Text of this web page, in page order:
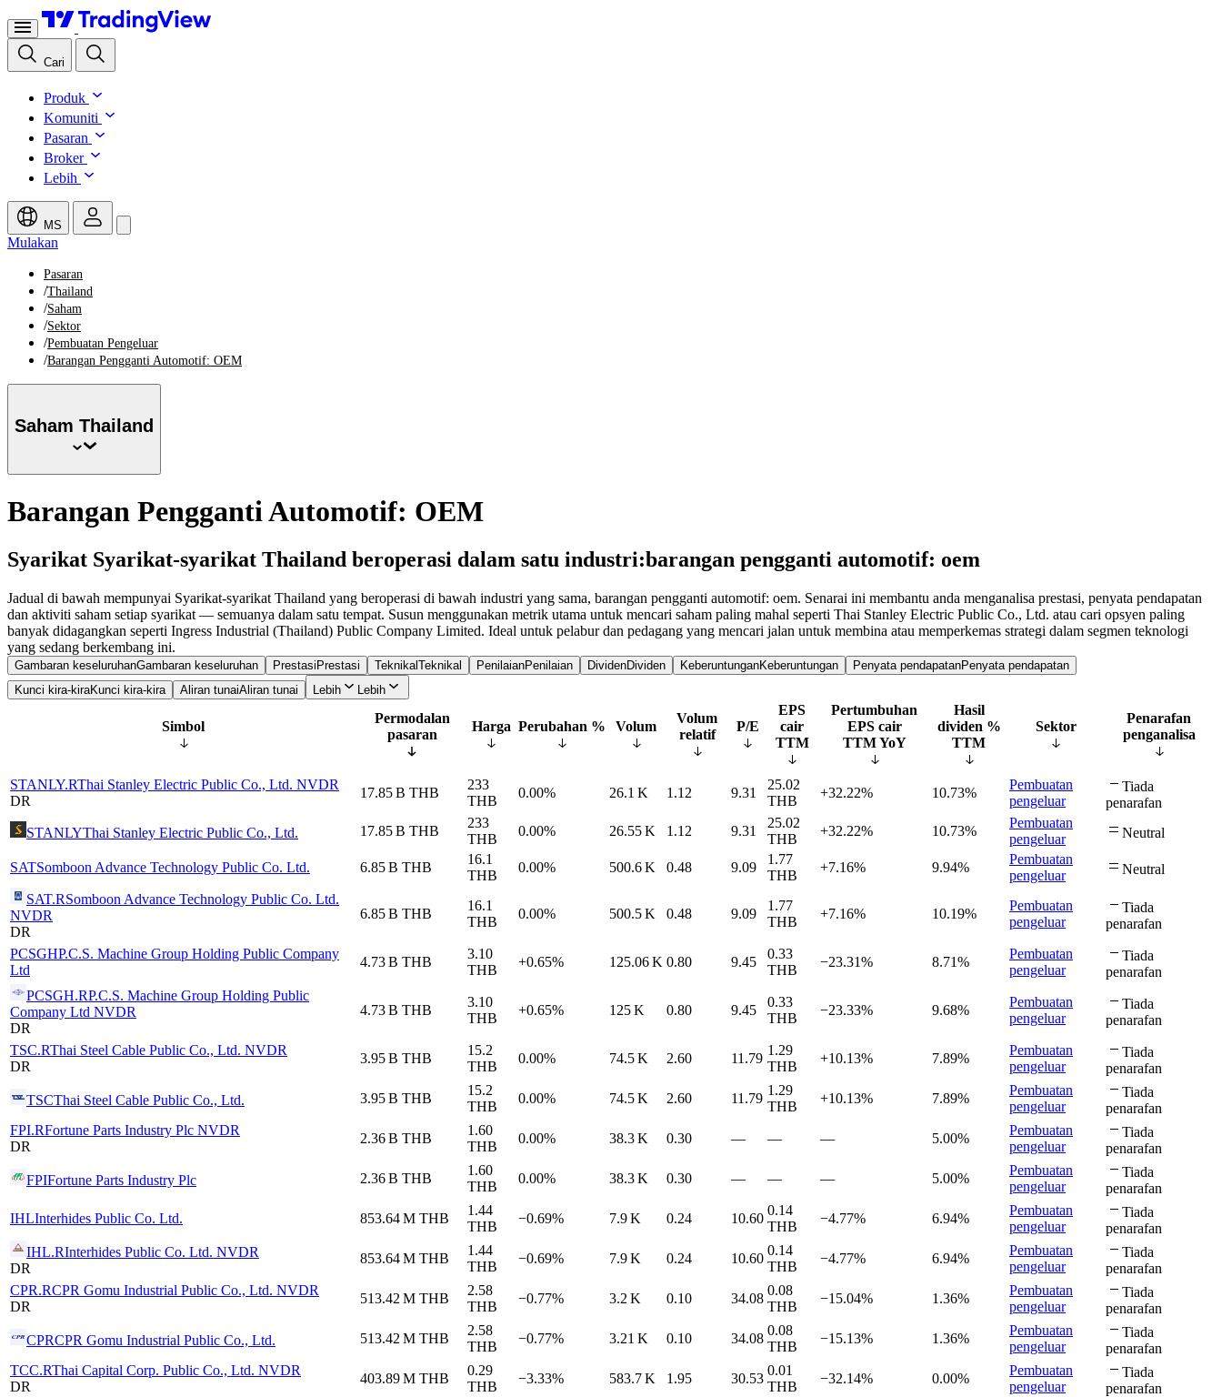
Cari
Produk
Komuniti
Pasaran
Broker
Lebih
MS
Mulakan
Pasaran
/Thailand
/Saham
/Sektor
/Pembuatan Pengeluar
/Barangan Pengganti Automotif: OEM
Saham Thailand
Barangan Pengganti Automotif: OEM
Syarikat Syarikat-syarikat Thailand beroperasi dalam satu industri:barangan pengganti automotif: oem
Jadual di bawah mempunyai Syarikat-syarikat Thailand yang beroperasi di bawah industri yang sama, barangan pengganti automotif: oem. Senarai ini membantu anda menganalisa prestasi, penyata pendapatan
dan aktiviti saham setiap syarikat — semuanya dalam satu tempat. Susun menggunakan metrik utama untuk mencari saham paling mahal seperti Thai Stanley Electric Public Co., Ltd. atau cari opsyen paling
banyak didagangkan seperti Ingress Industrial (Thailand) Public Company Limited. Ideal untuk pelabur dan pedagang yang mencari jalan untuk membina atau memperkemas strategi dalam segmen teknologi
yang sedang berkembang ini.
Gambaran keseluruhanGambaran keseluruhan Prestasi Prestasi Teknikal Teknikal PenilaianPenilaian DividenDividen KeberuntunganKeberuntungan Penyata pendapatanPenyata pendapatan
Kunci kira-kiraKunci kira-kira Aliran tunaiAliran tunai Lebih Lebih
Simbol
Permodalan
pasaran
Harga Perubahan % Volum
Volum
relatif
P/E
EPS
cair
TTM
Pertumbuhan
EPS cair
TTM YoY
Hasil
dividen %
TTM
Sektor
Penarafan
penganalisa
STANLY.RThai Stanley Electric Public Co., Ltd. NVDR
DR
17.85 B THB
233
THB
0.00% 26.1 K 1.12 9.31
25.02
THB
+32.22% 10.73%
Pembuatan
pengeluar
Tiada
penarafan
STANLYThai Stanley Electric Public Co., Ltd. 17.85 B THB
233
THB
0.00% 26.55 K 1.12 9.31
25.02
THB
+32.22% 10.73%
Pembuatan
pengeluar
Neutral
SATSomboon Advance Technology Public Co. Ltd. 6.85 B THB
16.1
THB
0.00% 500.6 K 0.48 9.09
1.77
THB
+7.16% 9.94%
Pembuatan
pengeluar
Neutral
SAT.RSomboon Advance Technology Public Co. Ltd.
NVDR
DR
6.85 B THB
16.1
THB
0.00% 500.5 K 0.48 9.09
1.77
THB
+7.16% 10.19%
Pembuatan
pengeluar
Tiada
penarafan
PCSGHP.C.S. Machine Group Holding Public Company
Ltd
4.73 B THB
3.10
THB
+0.65% 125.06 K 0.80 9.45
0.33
THB
−23.31% 8.71%
Pembuatan
pengeluar
Tiada
penarafan
PCSGH.RP.C.S. Machine Group Holding Public
Company Ltd NVDR
DR
4.73 B THB
3.10
THB
+0.65% 125 K 0.80 9.45
0.33
THB
−23.33% 9.68%
Pembuatan
pengeluar
Tiada
penarafan
TSC.RThai Steel Cable Public Co., Ltd. NVDR
DR
3.95 B THB
15.2
THB
0.00% 74.5 K 2.60 11.79
1.29
THB
+10.13% 7.89%
Pembuatan
pengeluar
Tiada
penarafan
TSCThai Steel Cable Public Co., Ltd. 3.95 B THB
15.2
THB
0.00% 74.5 K 2.60 11.79
1.29
THB
+10.13% 7.89%
Pembuatan
pengeluar
Tiada
penarafan
FPI.RFortune Parts Industry Plc NVDR
DR
2.36 B THB
1.60
THB
0.00% 38.3 K 0.30 — — — 5.00%
Pembuatan
pengeluar
Tiada
penarafan
FPIFortune Parts Industry Plc 2.36 B THB
1.60
THB
0.00% 38.3 K 0.30 — — — 5.00%
Pembuatan
pengeluar
Tiada
penarafan
IHLInterhides Public Co. Ltd. 853.64 M THB
1.44
THB
−0.69% 7.9 K 0.24 10.60
0.14
THB
−4.77% 6.94%
Pembuatan
pengeluar
Tiada
penarafan
IHL.RInterhides Public Co. Ltd. NVDR
DR
853.64 M THB
1.44
THB
−0.69% 7.9 K 0.24 10.60
0.14
THB
−4.77% 6.94%
Pembuatan
pengeluar
Tiada
penarafan
CPR.RCPR Gomu Industrial Public Co., Ltd. NVDR
DR
513.42 M THB
2.58
THB
−0.77% 3.2 K 0.10 34.08
0.08
THB
−15.04% 1.36%
Pembuatan
pengeluar
Tiada
penarafan
CPRCPR Gomu Industrial Public Co., Ltd. 513.42 M THB
2.58
THB
−0.77% 3.21 K 0.10 34.08
0.08
THB
−15.13% 1.36%
Pembuatan
pengeluar
Tiada
penarafan
TCC.RThai Capital Corp. Public Co., Ltd. NVDR
DR
403.89 M THB
0.29
THB
−3.33% 583.7 K 1.95 30.53
0.01
THB
−32.14% 0.00%
Pembuatan
pengeluar
Tiada
penarafan